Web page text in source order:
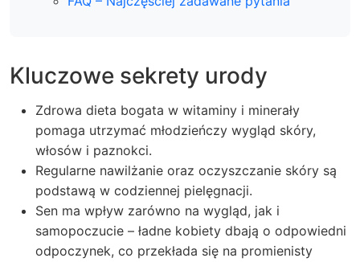
Kluczowe sekrety urody
Zdrowa dieta bogata w witaminy i minerały
pomaga utrzymać młodzieńczy wygląd skóry,
włosów i paznokci.
Regularne nawilżanie oraz oczyszczanie skóry są
podstawą w codziennej pielęgnacji.
Sen ma wpływ zarówno na wygląd, jak i
samopoczucie – ładne kobiety dbają o odpowiedni
odpoczynek, co przekłada się na promienisty